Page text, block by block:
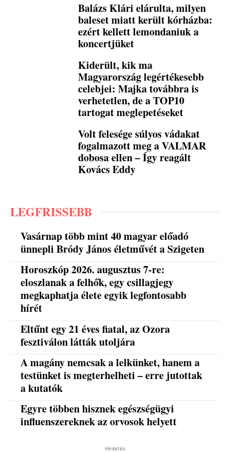
Balázs Klári elárulta, milyen
baleset miatt került kórházba:
ezért kellett lemondaniuk a
koncertjüket
Kiderült, kik ma
Magyarország legértékesebb
celebjei: Majka továbbra is
verhetetlen, de a TOP10
tartogat meglepetéseket
Volt felesége súlyos vádakat
fogalmazott meg a VALMAR
dobosa ellen – Így reagált
Kovács Eddy
LEGFRISSEBB
Vasárnap több mint 40 magyar előadó
ünnepli Bródy János életművét a Szigeten
Horoszkóp 2026. augusztus 7-re:
eloszlanak a felhők, egy csillagjegy
megkaphatja élete egyik legfontosabb
hírét
Eltűnt egy 21 éves fiatal, az Ozora
fesztiválon látták utoljára
A magány nemcsak a lelkünket, hanem a
testünket is megterhelheti – erre jutottak
a kutatók
Egyre többen hisznek egészségügyi
influenszereknek az orvosok helyett
Hirdetés